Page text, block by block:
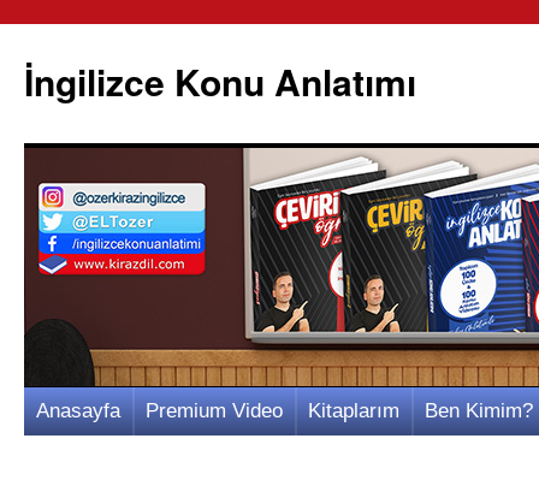
İngilizce Konu Anlatımı
İçeriğe
Anasayfa Premium Video Kitaplarım Ben Kimim?